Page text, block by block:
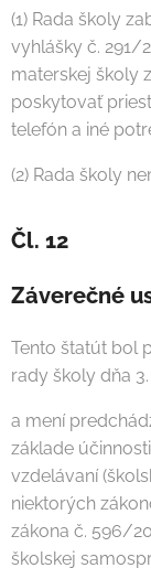
(1) Rada školy
vyhlášky č. 291/
materskej školy
poskytovať
telefón a iné
(2) Rada školy
Čl. 12
Záverečné
Tento štatút bol
rady školy dňa 3.
a mení
základe
vzdelávaní
niektorých
zákona č. 596/
školskej